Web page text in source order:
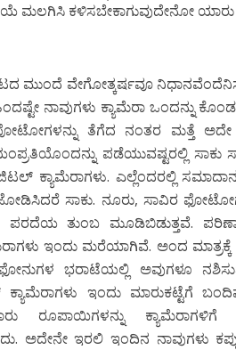
ಮಲಗಿಸಿ ಕಳಿಸಬೇಕಾಗುವುದೇನೋ ಯಾರು
ಮುಂದೆ ವೇಗೋತ್ಕರ್ಷವೂ
ನಾವುಗಳು ಕ್ಯಾಮೆರಾ ಒಂದನ್ನು
ಫೋಟೋಗಳನ್ನು ತೆಗೆದ ನಂತರ ಮತ್ತೆ
ಪಡೆಯುವಷ್ಟರಲ್ಲಿ ಸಾಕು
ಕ್ಯಾಮೆರಾಗಳು. ಎಲ್ಲೆಂದರಲ್ಲಿ
ಸಾಕು. ನೂರು,ಸಾವಿರ
ಪರದೆಯ ತುಂಬ ಮೂಡಿಬಿಡುತ್ತವೆ.
ಇಂದು ಮರೆಯಾಗಿವೆ. ಅಂದ ಮಾತ್ರಕ್ಕೆ
ಫೋನುಗಳ ಭರಾಟೆಯಲ್ಲಿ ಅವುಗಳೂ
ಕ್ಯಾಮೆರಾಗಳು ಇಂದು ಮಾರುಕಟ್ಟೆಗೆ
ರೂಪಾಯಿಗಳನ್ನು
ಅದೇನೇ ಇರಲಿ ಇಂದಿನ ನಾವುಗಳು